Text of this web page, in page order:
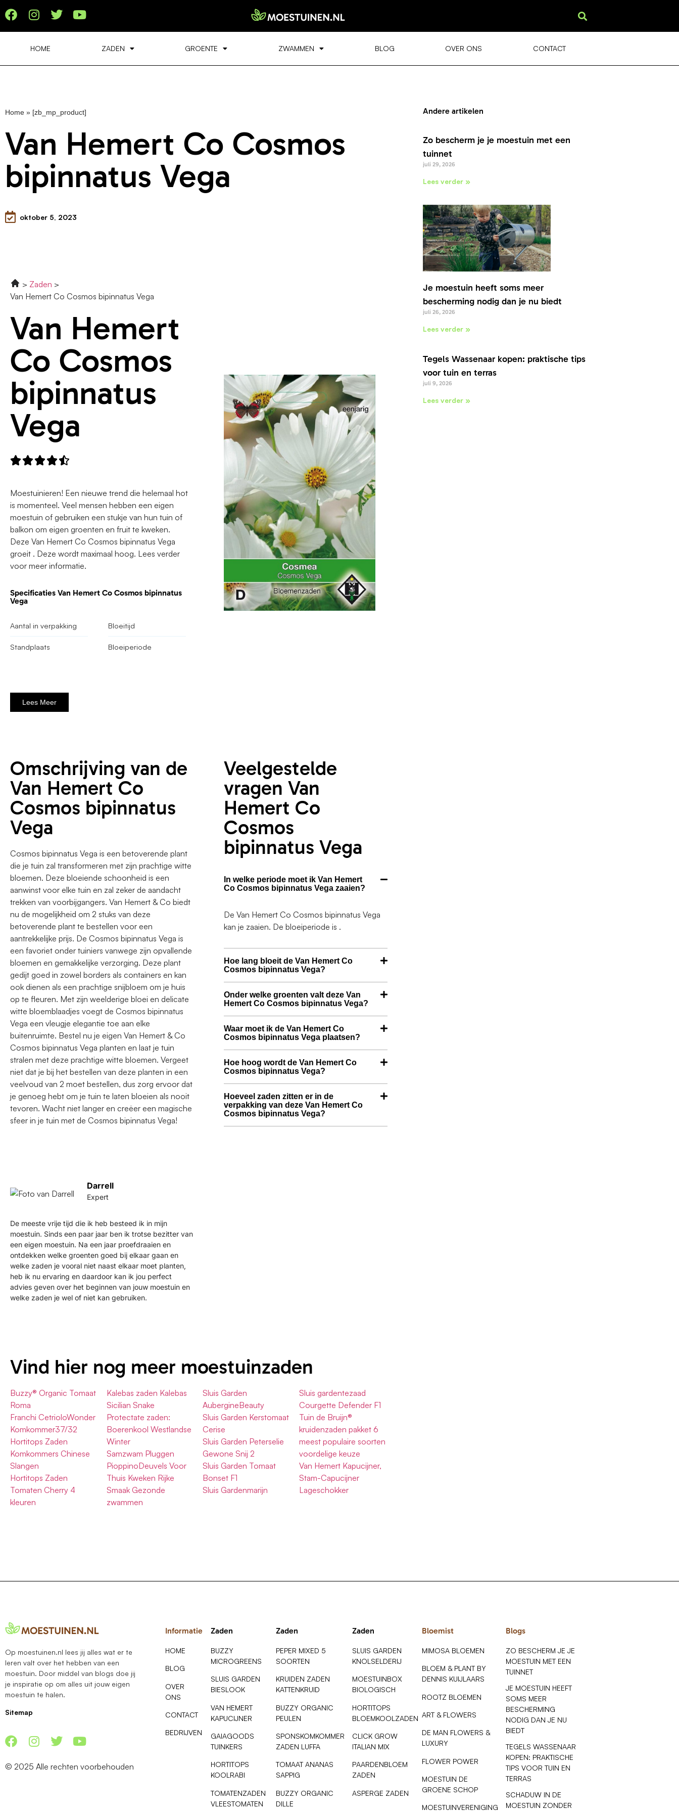
HOME ZADEN GROENTE ZWAMMEN BLOG OVER ONS CONTACT
Home » [zb_mp_product]
Van Hemert Co Cosmos
bipinnatus Vega
oktober 5, 2023
Zaden
Van Hemert Co Cosmos bipinnatus Vega
Van Hemert
Co Cosmos
bipinnatus
Vega

Moestuinieren! Een nieuwe trend die helemaal hot
is momenteel. Veel mensen hebben een eigen
moestuin of gebruiken een stukje van hun tuin of
balkon om eigen groenten en fruit te kweken.
Deze Van Hemert Co Cosmos bipinnatus Vega
groeit . Deze wordt maximaal hoog. Lees verder
voor meer informatie.
Specificaties Van Hemert Co Cosmos bipinnatus
Vega
Aantal in verpakking
Standplaats
Bloeitijd
Bloeiperiode
Lees Meer
Omschrijving van de
Van Hemert Co
Cosmos bipinnatus
Vega
Cosmos bipinnatus Vega is een betoverende plant
die je tuin zal transformeren met zijn prachtige witte
bloemen. Deze bloeiende schoonheid is een
aanwinst voor elke tuin en zal zeker de aandacht
trekken van voorbijgangers. Van Hemert & Co biedt
nu de mogelijkheid om 2 stuks van deze
betoverende plant te bestellen voor een
aantrekkelijke prijs. De Cosmos bipinnatus Vega is
een favoriet onder tuiniers vanwege zijn opvallende
bloemen en gemakkelijke verzorging. Deze plant
gedijt goed in zowel borders als containers en kan
ook dienen als een prachtige snijbloem om je huis
op te fleuren. Met zijn weelderige bloei en delicate
witte bloemblaadjes voegt de Cosmos bipinnatus
Vega een vleugje elegantie toe aan elke
buitenruimte. Bestel nu je eigen Van Hemert & Co
Cosmos bipinnatus Vega planten en laat je tuin
stralen met deze prachtige witte bloemen. Vergeet
niet dat je bij het bestellen van deze planten in een
veelvoud van 2 moet bestellen, dus zorg ervoor dat
je genoeg hebt om je tuin te laten bloeien als nooit
tevoren. Wacht niet langer en creëer een magische
sfeer in je tuin met de Cosmos bipinnatus Vega!
Darrell
Expert
De meeste vrije tijd die ik heb besteed ik in mijn
moestuin. Sinds een paar jaar ben ik trotse bezitter van
een eigen moestuin. Na een jaar proefdraaien en
ontdekken welke groenten goed bij elkaar gaan en
welke zaden je vooral niet naast elkaar moet planten,
heb ik nu ervaring en daardoor kan ik jou perfect
advies geven over het beginnen van jouw moestuin en
welke zaden je wel of niet kan gebruiken.
Veelgestelde
vragen Van
Hemert Co
Cosmos
bipinnatus Vega
In welke periode moet ik Van Hemert
Co Cosmos bipinnatus Vega zaaien?
De Van Hemert Co Cosmos bipinnatus Vega
kan je zaaien. De bloeiperiode is .
Hoe lang bloeit de Van Hemert Co
Cosmos bipinnatus Vega?
Onder welke groenten valt deze Van
Hemert Co Cosmos bipinnatus Vega?
Waar moet ik de Van Hemert Co
Cosmos bipinnatus Vega plaatsen?
Hoe hoog wordt de Van Hemert Co
Cosmos bipinnatus Vega?
Hoeveel zaden zitten er in de
verpakking van deze Van Hemert Co
Cosmos bipinnatus Vega?
Vind hier nog meer moestuinzaden
Buzzy® Organic Tomaat
Roma
Franchi CetrioloWonder
Komkommer37/32
Hortitops Zaden
Komkommers Chinese
Slangen
Hortitops Zaden
Tomaten Cherry 4
kleuren
Kalebas zaden Kalebas
Sicilian Snake
Protectate zaden:
Boerenkool Westlandse
Winter
Samzwam Pluggen
PioppinoDeuvels Voor
Thuis Kweken Rijke
Smaak Gezonde
zwammen
Sluis Garden
AubergineBeauty
Sluis Garden Kerstomaat
Cerise
Sluis Garden Peterselie
Gewone Snij 2
Sluis Garden Tomaat
Bonset F1
Sluis Gardenmarijn
Sluis gardentezaad
Courgette Defender F1
Tuin de Bruijn®
kruidenzaden pakket 6
meest populaire soorten
voordelige keuze
Van Hemert Kapucijner,
Stam-Capucijner
Lageschokker
Andere artikelen
Zo bescherm je je moestuin met een
tuinnet
juli 29, 2026
Lees verder »
Je moestuin heeft soms meer
bescherming nodig dan je nu biedt
juli 26, 2026
Lees verder »
Tegels Wassenaar kopen: praktische tips
voor tuin en terras
juli 9, 2026
Lees verder »
Op moestuinen.nl lees jij alles wat er te
leren valt over het hebben van een
moestuin. Door middel van blogs doe jij
je inspiratie op om alles uit jouw eigen
moestuin te halen.
Sitemap
© 2025 Alle rechten voorbehouden
Informatie
HOME
BLOG
OVER
ONS
CONTACT
BEDRIJVEN
Zaden
BUZZY
MICROGREENS
SLUIS GARDEN
BIESLOOK
VAN HEMERT
KAPUCIJNER
GAIAGOODS
TUINKERS
HORTITOPS
KOOLRABI
TOMATENZADEN
VLEESTOMATEN
Zaden
PEPER MIXED 5
SOORTEN
KRUIDEN ZADEN
KATTENKRUID
BUZZY ORGANIC
PEULEN
SPONSKOMKOMMER
ZADEN LUFFA
TOMAAT ANANAS
SAPPIG
BUZZY ORGANIC
DILLE
Zaden
SLUIS GARDEN
KNOLSELDERIJ
MOESTUINBOX
BIOLOGISCH
HORTITOPS
BLOEMKOOLZADEN
CLICK GROW
ITALIAN MIX
PAARDENBLOEM
ZADEN
ASPERGE ZADEN
Bloemist
MIMOSA BLOEMEN
BLOEM & PLANT BY
DENNIS KUIJLAARS
ROOTZ BLOEMEN
ART & FLOWERS
DE MAN FLOWERS &
LUXURY
FLOWER POWER
MOESTUIN DE
GROENE SCHOP
MOESTUINVERENIGING
Blogs
ZO BESCHERM JE JE
MOESTUIN MET EEN
TUINNET
JE MOESTUIN HEEFT
SOMS MEER
BESCHERMING
NODIG DAN JE NU
BIEDT
TEGELS WASSENAAR
KOPEN: PRAKTISCHE
TIPS VOOR TUIN EN
TERRAS
SCHADUW IN DE
MOESTUIN ZONDER